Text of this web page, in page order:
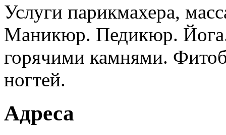
Услуги парикмахера,
Маникюр. Педикюр.
горячими камнями.
ногтей.
Адреса